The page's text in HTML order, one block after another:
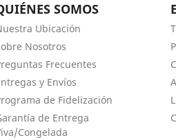
SOMOS
Ubicación
Nosotros
Frecuentes
y Envíos
de Fidelización
de Entrega
Congelada